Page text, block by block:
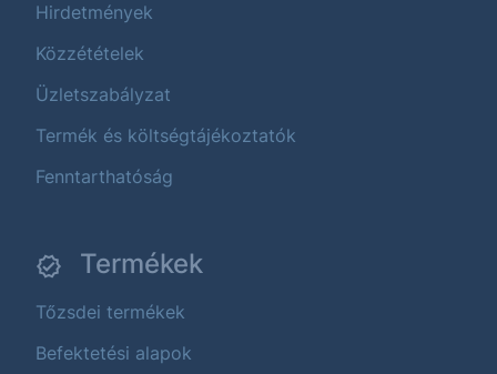
Hirdetmények
Közzétételek
Üzletszabályzat
Termék és költségtájékoztatók
Fenntarthatóság
Termékek
Tőzsdei termékek
Befektetési alapok